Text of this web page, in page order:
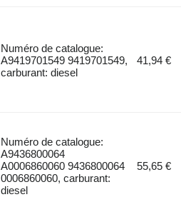
Numéro de catalogue:
A9419701549 9419701549,
carburant: diesel
41,94 €
Numéro de catalogue:
A9436800064
A0006860060 9436800064
0006860060, carburant:
diesel
55,65 €